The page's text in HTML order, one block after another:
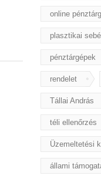
online
plasztikai
pénztárgépek
rendelet
Tállai András
téli ellenőrzés
Üzemeltetési
állami